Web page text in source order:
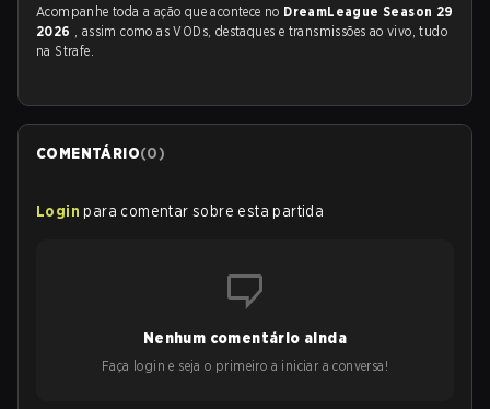
Acompanhe toda a ação que acontece no DreamLeague Season 29
2026 , assim como as VODs, destaques e transmissões ao vivo, tudo
na Strafe.
COMENTÁRIO(0)
Login para comentar sobre esta partida
Nenhum comentário ainda
Faça login e seja o primeiro a iniciar a conversa!